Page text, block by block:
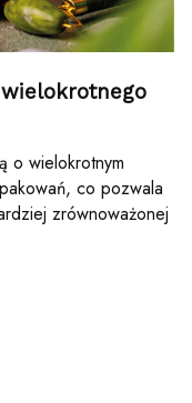
o wielokrotnym
co pozwala
zrównoważonej